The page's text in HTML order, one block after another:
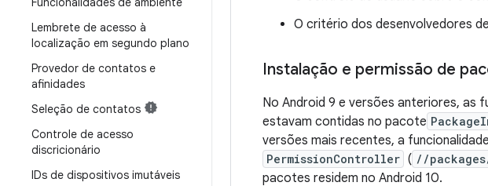
Lembrete de acesso à
localização em segundo plano
Provedor de contatos e
afinidades
Seleção de contatos
Controle de acesso
discricionário
IDs de dispositivos imutáveis
O critério dos desenvolvedores
Instalação e permissão de
No Android 9 e versões anteriores, as
estavam contidas no pacote
versões mais recentes, a
PermissionController ( //
pacotes residem no Android 10.